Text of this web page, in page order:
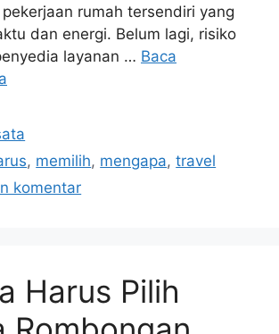
rumah tersendiri yang
dan energi. Belum lagi, risiko
layanan … Baca
, memilih, mengapa,travel
komentar
Harus Pilih